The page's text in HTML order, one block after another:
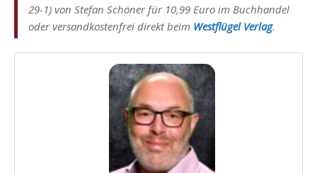
29-1) von Stefan Schöner für 10,99 Euro im Buchhandel
oder versandkostenfrei direkt beim Westflügel Verlag.